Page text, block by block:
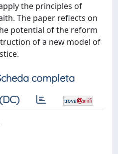
the principles of
The paper reflects on
potential of the reform
of a new model of
completa